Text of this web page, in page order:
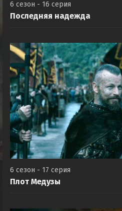
6 сезон - 16 серия
Последняя надежда
6 сезон - 17 серия
Плот Медузы